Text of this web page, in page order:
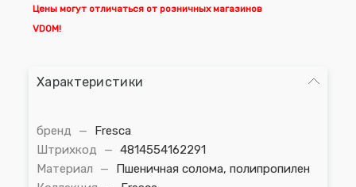
Цены могут отличаться от розничных магазинов
VDOM!
Характеристики
бренд —
Fresca
Штрихкод
— 4814554162291
Материал
—
Пшеничная солома, полипропилен